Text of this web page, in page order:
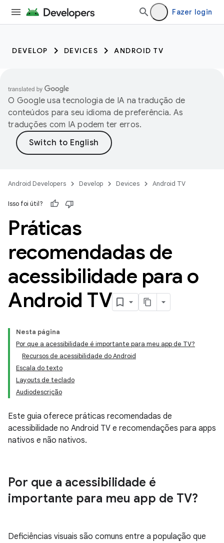
Fazer login
DEVELOP DEVICES ANDROID TV
O Google usa tecnologia de IA na tradução de
conteúdos para seu idioma de preferência. As
traduções com IA podem ter erros.
Android Developers Develop Devices Android TV
Isso foi útil?
Práticas
recomendadas de
acessibilidade para o
Android TV
Nesta página
Por que a acessibilidade é importante para meu app de TV?
Recursos de acessibilidade do Android
Escala do texto
Layouts de teclado
Audiodescrição
Este guia oferece práticas recomendadas de
acessibilidade no Android TV e recomendações para apps
nativos e não nativos.
Por que a acessibilidade é
importante para meu app de TV?
Deficiências visuais são comuns entre a população que